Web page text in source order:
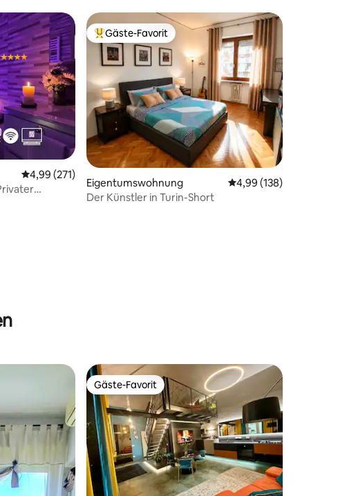
104 Bewertungen
Durchschnittliche Bewertung: 4,99 von 5, 271 Bewertungen
4,99 (271)
Beliebter Gäste-Favorit.
Gäste-Favorit
Eigentumswohnung Durchschnittliche
4,99 (138)
Der Künstler in Turin-Short
Gäste-Favorit
Gäste-Favorit